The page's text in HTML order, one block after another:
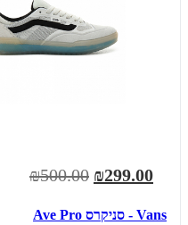
₪299.00
₪500.00
Vans - סניקרס Ave Pro